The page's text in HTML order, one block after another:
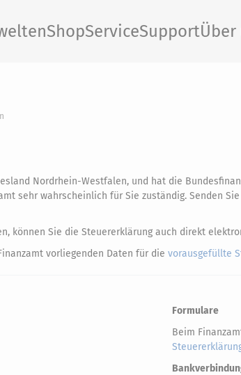
ShopServiceSupportÜber
Nordrhein-Westfalen, und hat die
sehr wahrscheinlich für Sie zuständig. Senden
können Sie die Steuererklärung auch direkt
vorliegenden Daten für die vorausgefüllte
Formulare
Beim